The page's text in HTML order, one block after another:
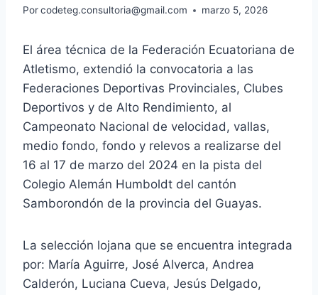
Porcodeteg.consultoria@gmail.com marzo 5, 2026
El área técnica de la Federación Ecuatoriana de
Atletismo, extendió la convocatoria a las
Federaciones Deportivas Provinciales, Clubes
Deportivos y de Alto Rendimiento, al
Campeonato Nacional de velocidad, vallas,
medio fondo, fondo y relevos a realizarse del
16 al 17 de marzo del 2024 en la pista del
Colegio Alemán Humboldt del cantón
Samborondón de la provincia del Guayas.
La selección lojana que se encuentra integrada
por: María Aguirre, José Alverca, Andrea
Calderón, Luciana Cueva, Jesús Delgado,